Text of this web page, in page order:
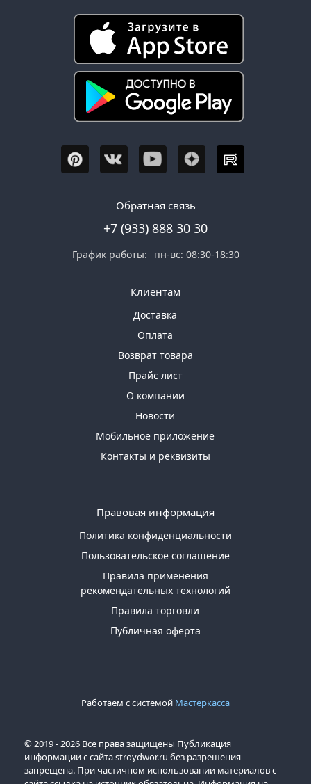
Обратная связь
+7 (933) 888 30 30
График работы: пн-вс: 08:30-18:30
Клиентам
Доставка
Оплата
Возврат товара
Прайс лист
О компании
Новости
Мобильное приложение
Контакты и реквизиты
Правовая информация
Политика конфиденциальности
Пользовательское соглашение
Правила применения
рекомендательных технологий
Правила торговли
Публичная оферта
Работаем с системой Мастеркасса
© 2019 - 2026 Все права защищены Публикация
информации с сайта stroydwor.ru без разрешения
запрещена. При частичном использовании материалов с